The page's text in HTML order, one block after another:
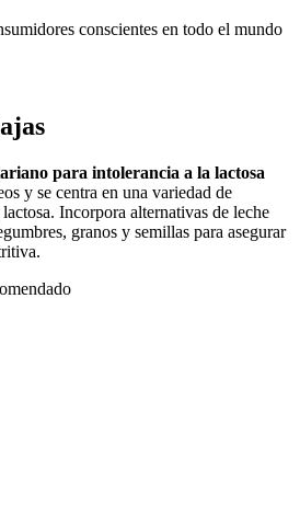
conscientes en todo el mundo
para intolerancia a la lactosa
y se centra en una variedad de
Incorpora alternativas de leche
granos y semillas para asegurar